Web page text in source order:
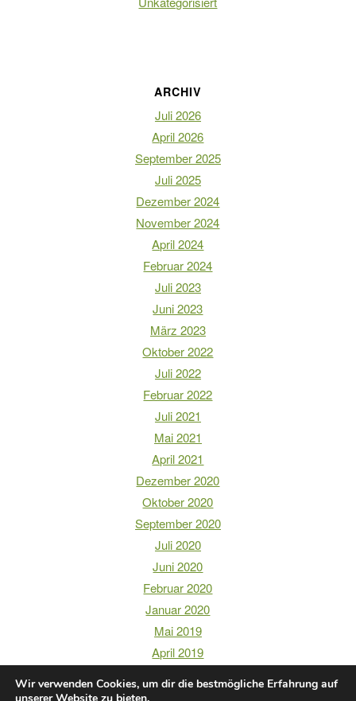
ARCHIV
Juli 2026
April 2026
September 2025
Juli 2025
Dezember 2024
November 2024
April 2024
Februar 2024
Juli 2023
Juni 2023
März 2023
Oktober 2022
Juli 2022
Februar 2022
Juli 2021
Mai 2021
April 2021
Dezember 2020
Oktober 2020
September 2020
Juli 2020
Juni 2020
Februar 2020
Januar 2020
Mai 2019
April 2019
Wir verwenden Cookies, um dir die bestmögliche Erfahrung auf